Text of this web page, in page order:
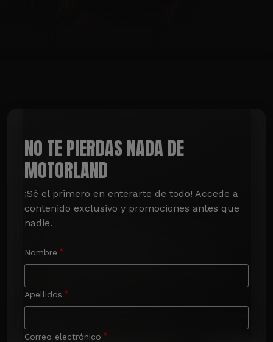
NO TE PIERDAS NADA DE
MOTORLAND
¡Sé el primero en enterarte de todo! Accede a
contenido exclusivo y promociones antes que
nadie.
Nombre
Apellidos
Correo electrónico